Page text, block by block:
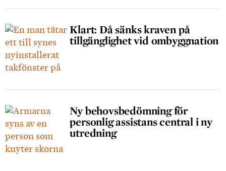
Klart: Då sänks kraven på
tillgänglighet vid ombyggnation
Ny behovsbedömning för
personlig assistans central i ny
utredning